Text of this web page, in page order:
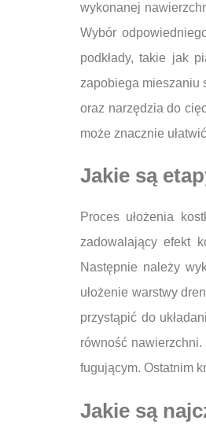
wykonanej
Wybór
podkłady, takie jak
zapobiega mieszaniu
oraz narzędzia do
może znacznie
Jakie są
Proces ułożenia
zadowalający efekt
Następnie należy
ułożenie warstwy
przystąpić do
równość nawierzchni.
fugującym. Ostatnim
Jakie są